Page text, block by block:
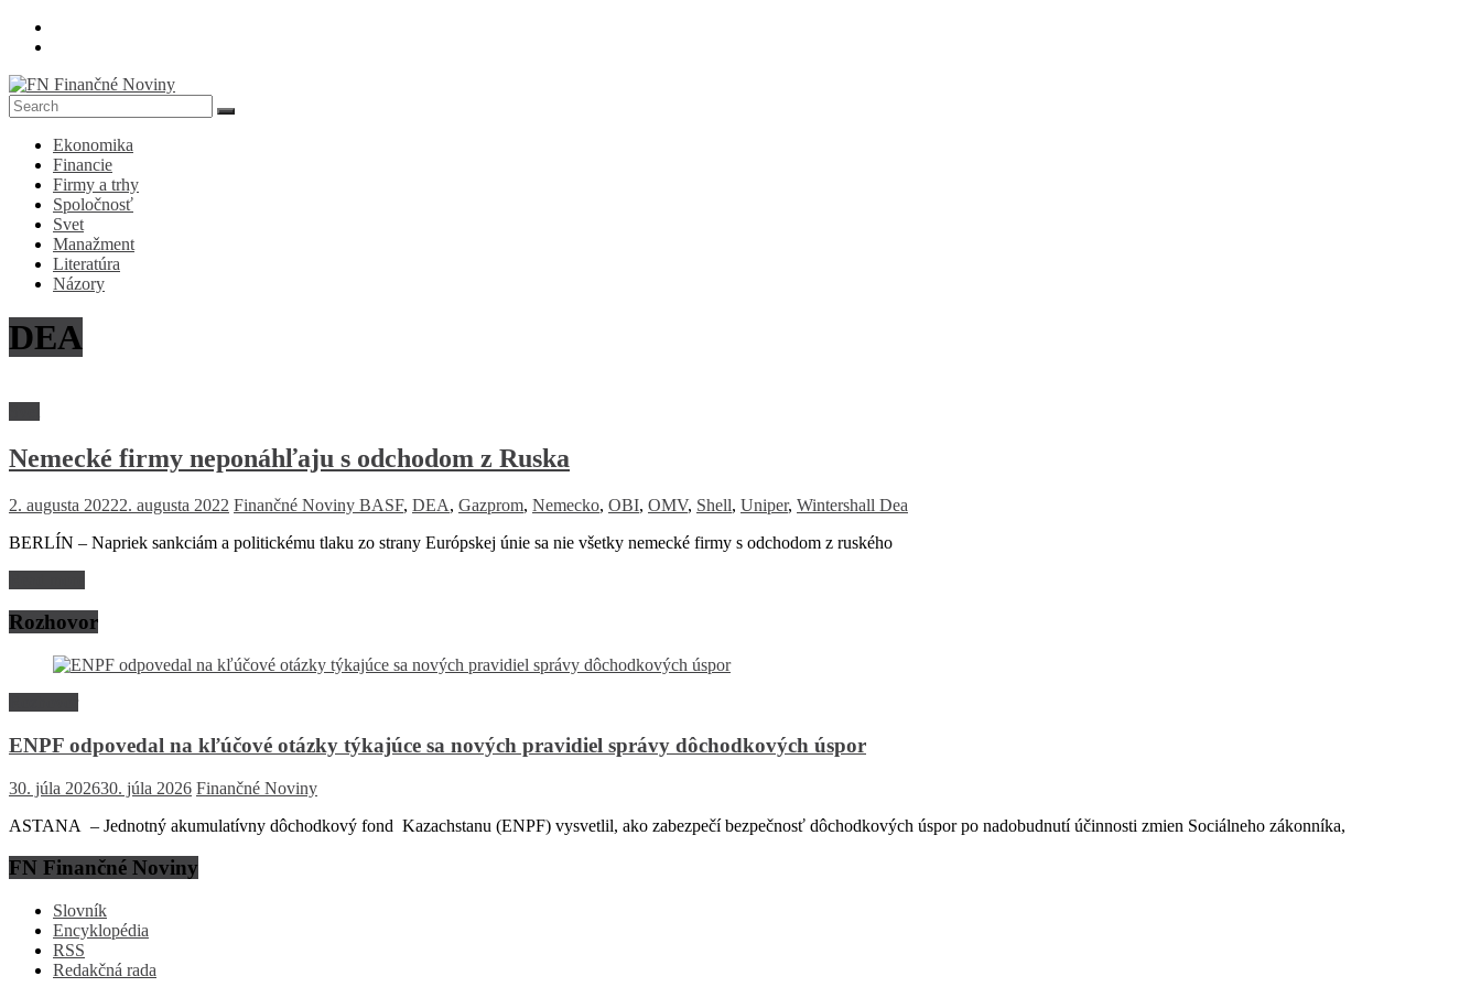
Skip
FN
Finančné
Noviny
Denník
ekonomike
spoločnosti
Ekonomika
Financie
Firmy a trhy
Spoločnosť
Svet
Manažment
Literatúra
Názory
DEA
Nemecké firmy neponáhľaju s odchodom z Ruska
2. augusta 20222. augusta 2022 Finančné Noviny BASF, DEA, Gazprom, Nemecko, OBI, OMV, Shell, Uniper, Wintershall Dea
BERLÍN – Napriek sankciám a politickému tlaku zo strany Európskej únie sa nie všetky nemecké firmy s odchodom z ruského
Rozhovor
ENPF odpovedal na kľúčové otázky týkajúce sa nových pravidiel správy dôchodkových úspor
30. júla 202630. júla 2026 Finančné Noviny
ASTANA – Jednotný akumulatívny dôchodkový fond Kazachstanu (ENPF) vysvetlil, ako zabezpečí bezpečnosť dôchodkových úspor po nadobudnutí účinnosti zmien Sociálneho zákonníka,
FN Finančné Noviny
Slovník
Encyklopédia
RSS
Redakčná rada